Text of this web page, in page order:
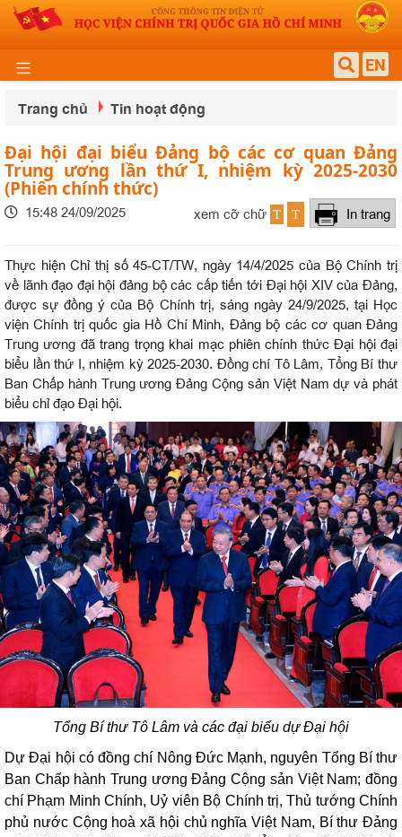
EN
Trang chủ Tin hoạt động
Đại hội đại biểu Đảng bộ các cơ quan Đảng
Trung ương lần thứ I, nhiệm kỳ 2025-2030
(Phiên chính thức)
15:48 24/09/2025 xem cỡ chữ T T In trang
Thực hiện Chỉ thị số 45-CT/TW, ngày 14/4/2025 của Bộ Chính trị
về lãnh đạo đại hội đảng bộ các cấp tiến tới Đại hội XIV của Đảng,
được sự đồng ý của Bộ Chính trị, sáng ngày 24/9/2025, tại Học
viện Chính trị quốc gia Hồ Chí Minh, Đảng bộ các cơ quan Đảng
Trung ương đã trang trọng khai mạc phiên chính thức Đại hội đại
biểu lần thứ I, nhiệm kỳ 2025-2030. Đồng chí Tô Lâm, Tổng Bí thư
Ban Chấp hành Trung ương Đảng Cộng sản Việt Nam dự và phát
biểu chỉ đạo Đại hội.
Tổng Bí thư Tô Lâm và các đại biểu dự Đại hội
Dự Đại hội có đồng chí Nông Đức Mạnh, nguyên Tổng Bí thư
Ban Chấp hành Trung ương Đảng Cộng sản Việt Nam; đồng
chí Phạm Minh Chính, Uỷ viên Bộ Chính trị, Thủ tướng Chính
phủ nước Cộng hoà xã hội chủ nghĩa Việt Nam, Bí thư Đảng